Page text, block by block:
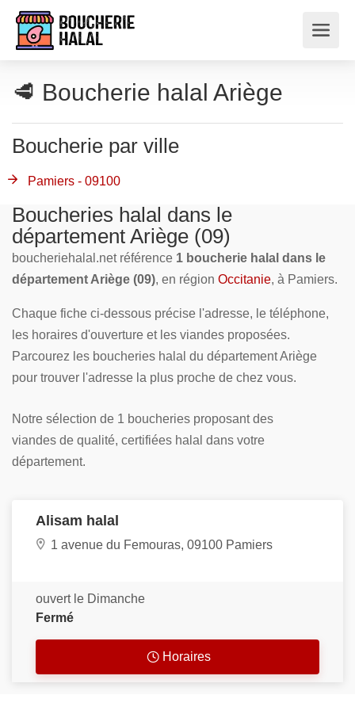
🥩 Boucherie halal Ariège
Boucherie par ville
Pamiers - 09100
Boucheries halal dans le
département Ariège (09)
boucheriehalal.net référence 1 boucherie halal dans le
département Ariège (09), en région Occitanie, à Pamiers.
Chaque fiche ci-dessous précise l'adresse, le téléphone,
les horaires d'ouverture et les viandes proposées.
Parcourez les boucheries halal du département Ariège
pour trouver l'adresse la plus proche de chez vous.
Notre sélection de 1 boucheries proposant des
viandes de qualité, certifiées halal dans votre
département.
Alisam halal
1 avenue du Femouras, 09100 Pamiers
ouvert le Dimanche
Fermé
Horaires